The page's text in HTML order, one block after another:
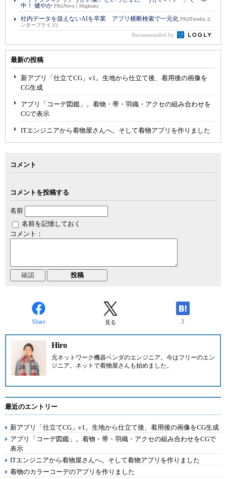
中！ 健やか PR(iNova｜Hugkum)
社内データを扱えないAIを卒業 アプリ横断検索で一元化 PR(ITmedia エ
ンタープライズ)
Recommended by
最新の投稿
新アプリ「仕立てCG」v1。生地から仕立て後、着用後の画像を
CG生成
アプリ「コーデ図鑑」。着物・帯・羽織・アクセの組み合わせを
CGで表示
ITエンジニアから着物屋さんへ。そして着物アプリを作りました
コメント
コメントを投稿する
名前
名前を記憶しておく
コメント：
Share 見る 3
Hiro
元ネットワーク機器ベンダのエンジニア。今はフリーのエン
ジニア。ネットで着物屋さんも始めました。
最近のエントリー
新アプリ「仕立てCG」v1。生地から仕立て後、着用後の画像をCG生成
アプリ「コーデ図鑑」。着物・帯・羽織・アクセの組み合わせをCGで
表示
ITエンジニアから着物屋さんへ。そして着物アプリを作りました
着物のカラーコーデのアプリを作りました